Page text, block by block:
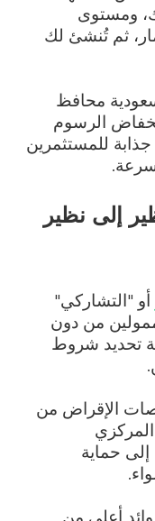
ومستوى
ثم تُنشئ لك
محافظ
الرسوم
للمستثمرين
إلى نظير
أو "التشاركي"
من دون
تحديد شروط
الإقراض من
حماية